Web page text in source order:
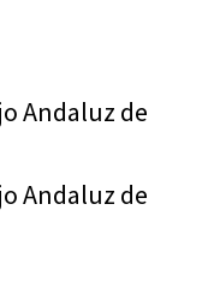
Andaluz de
Andaluz de